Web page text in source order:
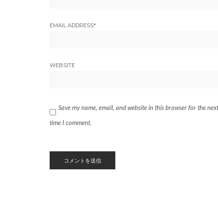
EMAIL ADDRESS*
WEBSITE
Save my name, email, and website in this browser for the next
time I comment.